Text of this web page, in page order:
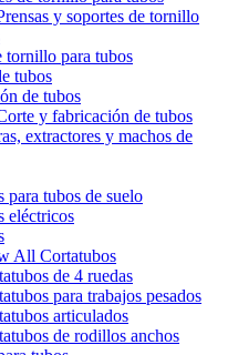
y soportes de tornillo
tornillo para tubos
tubos
de tubos
y fabricación de tubos
extractores y machos de
para tubos de suelo
eléctricos
All Cortatubos
de 4 ruedas
para trabajos pesados
articulados
de rodillos anchos